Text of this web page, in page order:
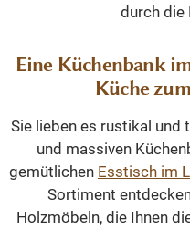
durch die
Eine Küchenbank
Küche
Sie lieben es rustikal und
und massiven
gemütlichen Esstisch im
Sortiment
Holzmöbeln, die Ihnen